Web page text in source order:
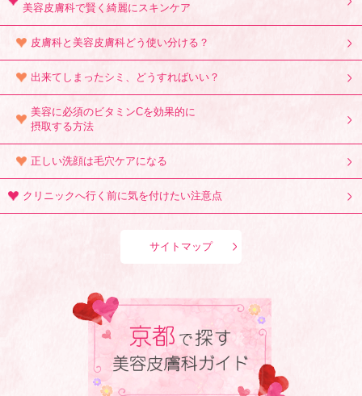
美容皮膚科で賢く綺麗にスキンケア
皮膚科と美容皮膚科どう使い分ける？
出来てしまったシミ、どうすればいい？
美容に必須のビタミンCを効果的に
摂取する方法
正しい洗顔は毛穴ケアになる
クリニックへ行く前に気を付けたい注意点
サイトマップ